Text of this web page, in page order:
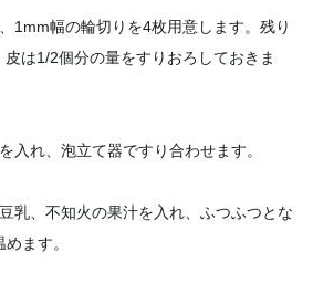
1mm幅の輪切りを4枚用意します。残り
は1/2個分の量をすりおろしておきま
入れ、泡立て器ですり合わせます。
乳、不知火の果汁を入れ、ふつふつとな
ます。